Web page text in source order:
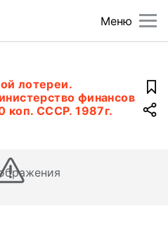
Меню
лотереи.
финансов
коп. СССР. 1987г.